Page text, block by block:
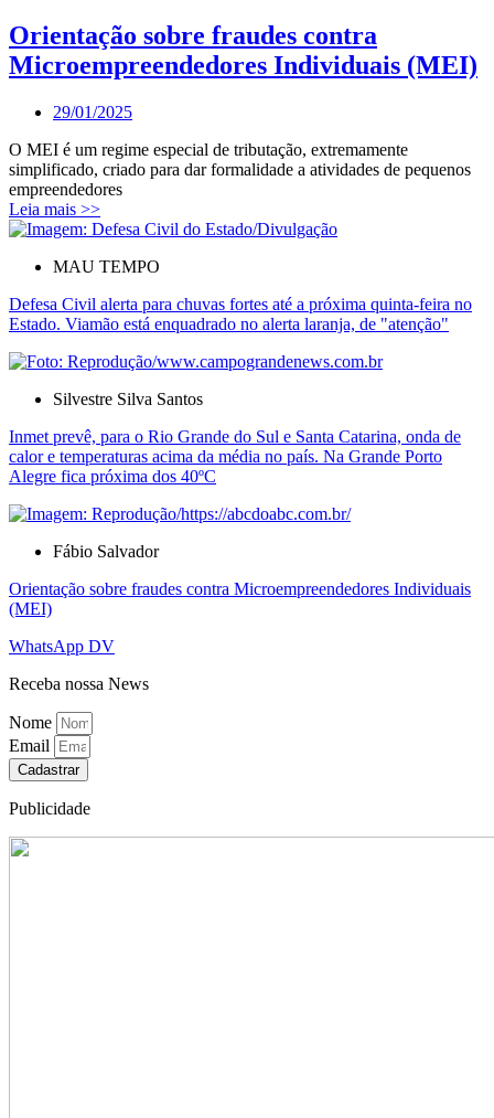
Orientação sobre fraudes contra
Microempreendedores Individuais (MEI)
29/01/2025
O MEI é um regime especial de tributação, extremamente
simplificado, criado para dar formalidade a atividades de pequenos
empreendedores
Leia mais >>
MAU TEMPO
Defesa Civil alerta para chuvas fortes até a próxima quinta-feira no
Estado. Viamão está enquadrado no alerta laranja, de "atenção"
Silvestre Silva Santos
Inmet prevê, para o Rio Grande do Sul e Santa Catarina, onda de
calor e temperaturas acima da média no país. Na Grande Porto
Alegre fica próxima dos 40ºC
Fábio Salvador
Orientação sobre fraudes contra Microempreendedores Individuais
(MEI)
WhatsApp DV
Receba nossa News
Nome
Email
Cadastrar
Publicidade